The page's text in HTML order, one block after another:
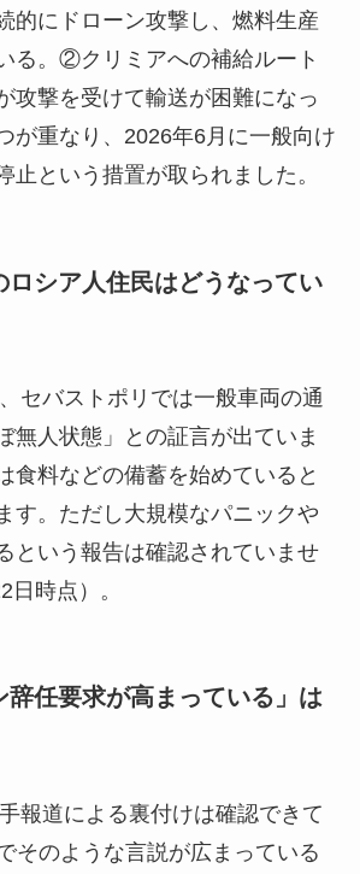
的にドローン攻撃し、燃料生産
る。②クリミアへの補給ルート
攻撃を受けて輸送が困難になっ
が重なり、2026年6月に一般向け
止という措置が取られました。
ロシア人住民はどうなってい
セバストポリでは一般車両の通
無人状態」との証言が出ていま
食料などの備蓄を始めていると
す。ただし大規模なパニックや
という報告は確認されていませ
日時点）。
辞任要求が高まっている」は
報道による裏付けは確認できて
そのような言説が広まっている